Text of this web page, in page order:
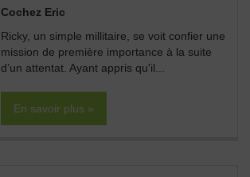
Cochez Eric
Ricky, un simple millitaire, se voit confier une
mission de première importance à la suite
d’un attentat. Ayant appris qu'il...
En savoir plus »